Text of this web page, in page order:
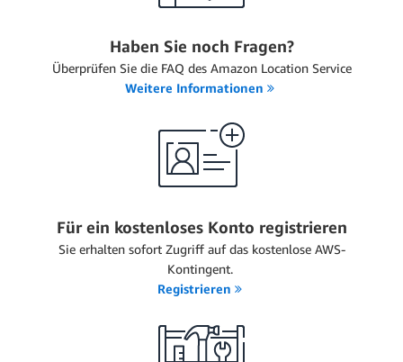
Haben Sie noch Fragen?
Überprüfen Sie die FAQ des Amazon Location Service
Weitere Informationen
Für ein kostenloses Konto registrieren
Sie erhalten sofort Zugriff auf das kostenlose AWS-
Kontingent.
Registrieren